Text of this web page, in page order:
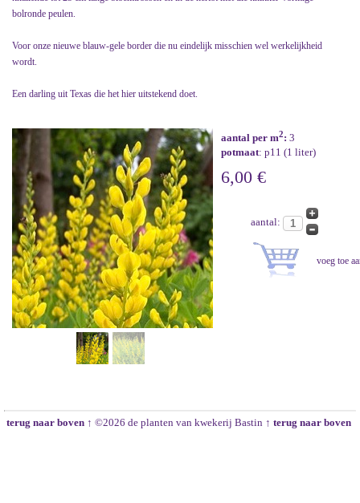
bolronde peulen.
Voor onze nieuwe blauw-gele border die nu eindelijk misschien wel werkelijkheid
wordt.
Een darling uit Texas die het hier uitstekend doet.
aantal per m2: 3
potmaat: p11 (1 liter)
6,00 €
aantal:
terug naar boven ↑ ©2026 de planten van kwekerij Bastin ↑ terug naar boven